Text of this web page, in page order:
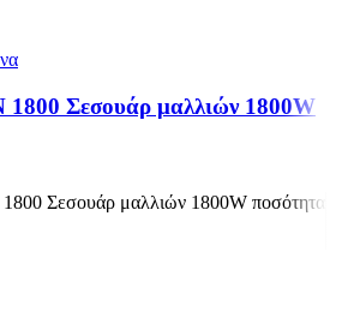
Σεσουάρ μαλλιών 1800W
Σεσουάρ μαλλιών 1800W ποσότητα